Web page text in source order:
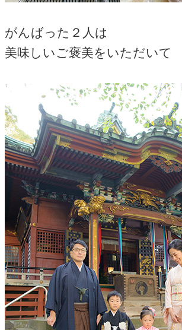
がんばった２人は
美味しいご褒美をいただいて